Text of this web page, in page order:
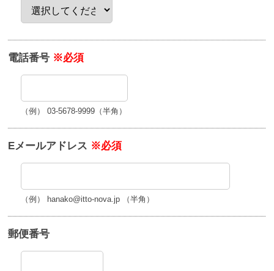
電話番号 ※必須
（例） 03-5678-9999（半角）
Eメールアドレス ※必須
（例） hanako@itto-nova.jp （半角）
郵便番号